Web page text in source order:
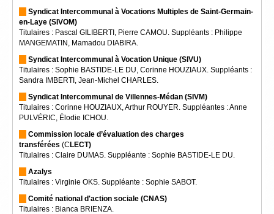
Syndicat Intercommunal à Vocations Multiples de Saint-Germain-
en-Laye (SIVOM)
Titulaires : Pascal GILIBERTI, Pierre CAMOU. Suppléants : Philippe
MANGEMATIN, Mamadou DIABIRA.
Syndicat Intercommunal à Vocation Unique (SIVU)
Titulaires : Sophie BASTIDE-LE DU, Corinne HOUZIAUX. Suppléants :
Sandra IMBERTI, Jean-Michel CHARLES.
Syndicat Intercommunal de Villennes-Médan (SIVM)
Titulaires : Corinne HOUZIAUX, Arthur ROUYER. Suppléantes : Anne
PULVÉRIC, Élodie ICHOU.
Commission locale d’évaluation des charges
transférées (C LECT)
Titulaires : Claire DUMAS. Suppléante : Sophie BASTIDE-LE DU.
Azalys
Titulaires : Virginie OKS. Suppléante : Sophie SABOT.
Comité national d'action sociale (CNAS)
Titulaires : Bianca BRIENZA.